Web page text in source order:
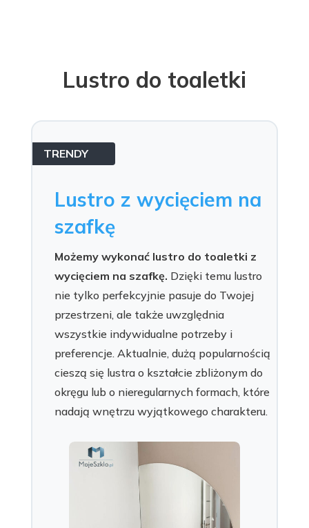
Lustro do toaletki
TRENDY
Lustro z wycięciem na
szafkę
Możemy wykonać lustro do toaletki z
wycięciem na szafkę. Dzięki temu lustro
nie tylko perfekcyjnie pasuje do Twojej
przestrzeni, ale także uwzględnia
wszystkie indywidualne potrzeby i
preferencje. Aktualnie, dużą popularnością
cieszą się lustra o kształcie zbliżonym do
okręgu lub o nieregularnych formach, które
nadają wnętrzu wyjątkowego charakteru.